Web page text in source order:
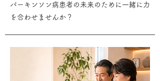
パーキンソン病患者の未来のために一緒に力
を合わせませんか？